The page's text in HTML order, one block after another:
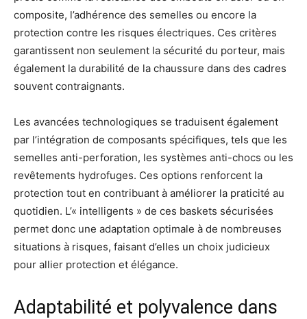
composite, l’adhérence des semelles ou encore la
protection contre les risques électriques. Ces critères
garantissent non seulement la sécurité du porteur, mais
également la durabilité de la chaussure dans des cadres
souvent contraignants.
Les avancées technologiques se traduisent également
par l’intégration de composants spécifiques, tels que les
semelles anti-perforation, les systèmes anti-chocs ou les
revêtements hydrofuges. Ces options renforcent la
protection tout en contribuant à améliorer la praticité au
quotidien. L’« intelligents » de ces baskets sécurisées
permet donc une adaptation optimale à de nombreuses
situations à risques, faisant d’elles un choix judicieux
pour allier protection et élégance.
Adaptabilité et polyvalence dans